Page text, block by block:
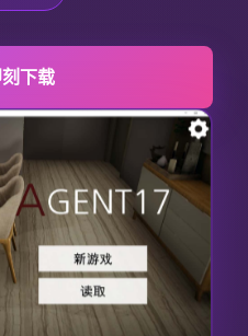
下载